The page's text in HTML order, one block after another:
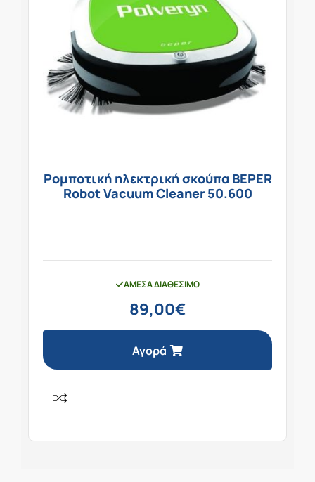
Ρομποτική ηλεκτρική σκούπα BEPER
Robot Vacuum Cleaner 50.600
ΆΜΕΣΑ ΔΙΑΘΈΣΙΜΟ
89,00€
Αγορά